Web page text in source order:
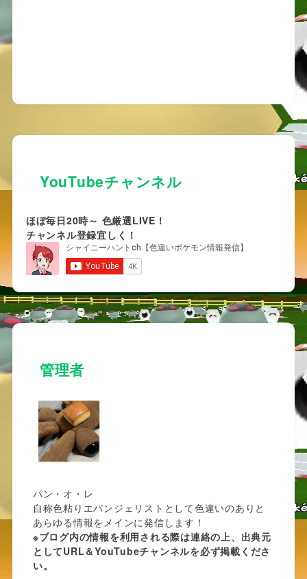
YouTubeチャンネル
ほぼ毎日20時～ 色厳選LIVE！
チャンネル登録宜しく！
管理者
パン・オ・レ
自称色粘りエバンジェリストとして色違いのありと
あらゆる情報をメインに発信します！
※ブログ内の情報を利用される際は連絡の上、出典元
としてURL＆YouTubeチャンネルを必ず掲載くださ
い。